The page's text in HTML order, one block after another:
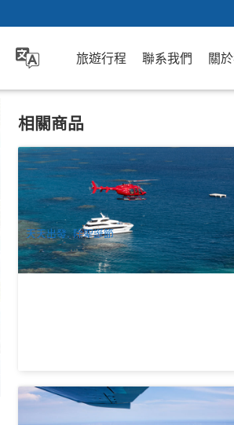
旅遊行程 聯系我們 關
相關商品
鳥瞰大堡礁 | 上天下海超值套餐 | 大堡礁
進化號 - 浮潛/深潛/ 直升機全包一日遊
1.8k 已預訂
AUD $398.00 $440.00
CNS03001
天天出發, 除聖誕節
大冒險號外堡礁+小飛機40分鐘觀光翱翔